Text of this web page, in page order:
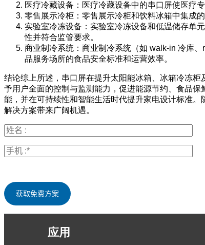
医疗冷藏设备：医疗冷藏设备中的串口屏使医疗
零售展示冷柜：零售展示冷柜和饮料冰箱中集成
实验室冷冻设备：实验室冷冻设备和低温储存单
性并符合监管要求。
商业制冷系统：商业制冷系统（如 walk-in 冷库
品服务场所的食品安全标准和运营效率。
结论综上所述，串口屏在提升太阳能冰箱、冰箱冷冻
予用户全面的控制与监测能力，促进能源节约、食品
能，并在可持续性和智能生活时代提升家电设计标准
解决方案带来广阔机遇。
应用